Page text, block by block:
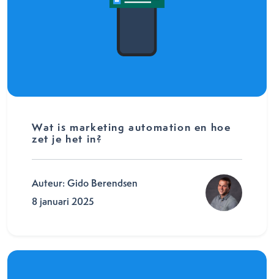
Wat is marketing automation en hoe
zet je het in?
Auteur: Gido Berendsen
8 januari 2025